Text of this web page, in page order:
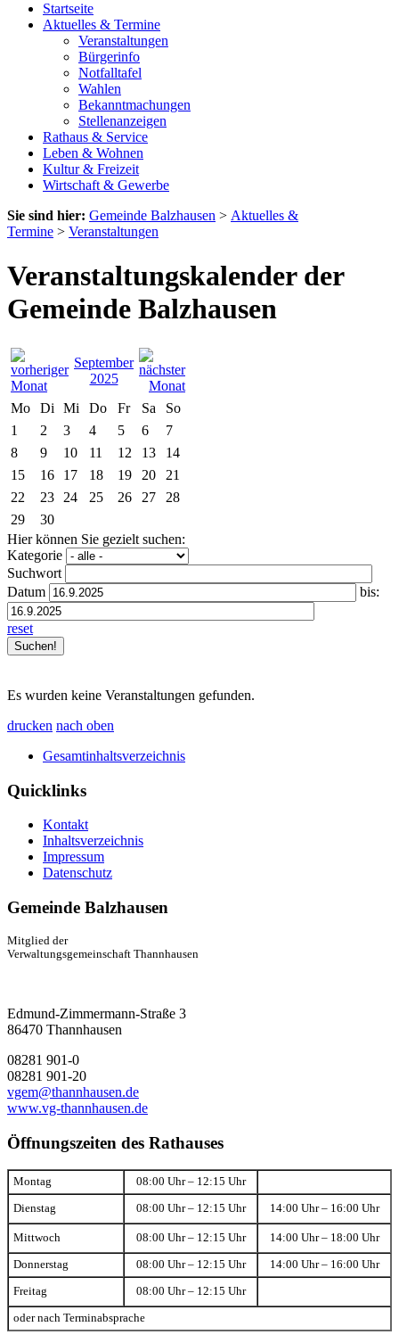
Startseite
Aktuelles & Termine
Veranstaltungen
Bürgerinfo
Notfalltafel
Wahlen
Bekanntmachungen
Stellenanzeigen
Rathaus & Service
Leben & Wohnen
Kultur & Freizeit
Wirtschaft & Gewerbe
Sie sind hier: Gemeinde Balzhausen > Aktuelles &
Termine > Veranstaltungen
Veranstaltungskalender der
Gemeinde Balzhausen
September
2025
Mo
Di Mi Do Fr Sa
So
1
2 3 4 5 6
7
8
9 10 11 12 13
14
15
16 17 18 19 20
21
22
23 24 25 26 27
28
29
30
Hier können Sie gezielt suchen:
Kategorie
Suchwort
Datum
bis:
reset
Es wurden keine Veranstaltungen gefunden.
drucken nach oben
Gesamtinhaltsverzeichnis
Quicklinks
Kontakt
Inhaltsverzeichnis
Impressum
Datenschutz
Gemeinde Balzhausen
Mitglied der
Verwaltungsgemeinschaft Thannhausen
Edmund-Zimmermann-Straße 3
86470 Thannhausen
08281 901-0
08281 901-20
vgem@thannhausen.de
www.vg-thannhausen.de
Öffnungszeiten des Rathauses
Montag 08:00 Uhr – 12:15 Uhr
Dienstag 08:00 Uhr – 12:15 Uhr 14:00 Uhr – 16:00 Uhr
Mittwoch 08:00 Uhr – 12:15 Uhr 14:00 Uhr – 18:00 Uhr
Donnerstag 08:00 Uhr – 12:15 Uhr 14:00 Uhr – 16:00 Uhr
Freitag 08:00 Uhr – 12:15 Uhr
oder nach Terminabsprache